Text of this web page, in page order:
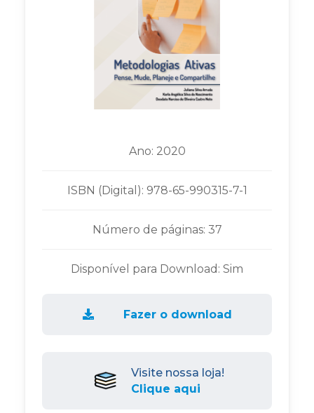
Ano: 2020
ISBN (Digital): 978-65-990315-7-1
Número de páginas: 37
Disponível para Download: Sim
Fazer o download
Visite nossa loja!
Clique aqui